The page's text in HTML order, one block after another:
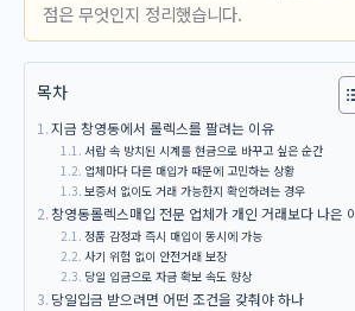
점은 무엇인지 정리했습니다.
목차
지금 창영동에서 롤렉스를 팔려는 이유
서랍 속 방치된 시계를 현금으로 바꾸고 싶은 순간
업체마다 다른 매입가 때문에 고민하는 상황
보증서 없이도 거래 가능한지 확인하려는 경우
창영동롤렉스매입 전문 업체가 개인 거래보다 나은
정품 감정과 즉시 매입이 동시에 가능
사기 위험 없이 안전거래 보장
당일 입금으로 자금 확보 속도 향상
당일입금 받으려면 어떤 조건을 갖춰야 하나